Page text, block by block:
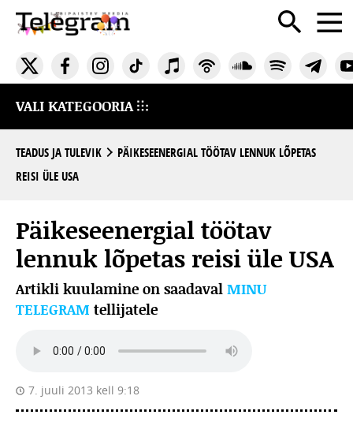
VALI KATEGOORIA
TEADUS JA TULEVIK
PÄIKESEENERGIAL TÖÖTAV LENNUK LÕPETAS
REISI ÜLE USA
Päikeseenergial töötav
lennuk lõpetas reisi üle USA
Artikli kuulamine on saadaval MINU
TELEGRAM tellijatele
7. juuli 2013 kell 9:18